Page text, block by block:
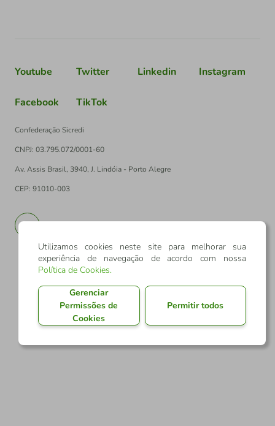
Youtube Twitter Linkedin Instagram
Facebook TikTok
Confederação Sicredi
CNPJ: 03.795.072/0001-60
Av. Assis Brasil, 3940, J. Lindóia - Porto Alegre
CEP: 91010-003
PT
EN
Utilizamos cookies neste site para melhorar sua
experiência de navegação de acordo com nossa
Política de Cookies.
Gerenciar
Permissões de
Cookies
Permitir todos